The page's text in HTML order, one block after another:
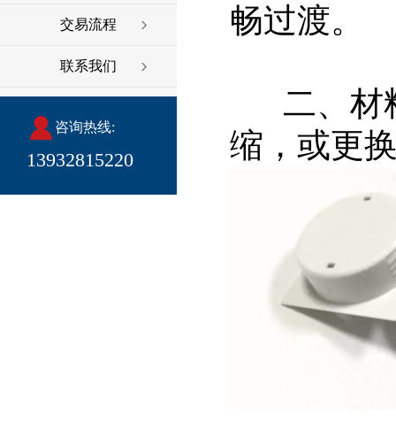
交易流程
联系我们
咨询热线:
13932815220
畅过渡。
二、材
缩，或更